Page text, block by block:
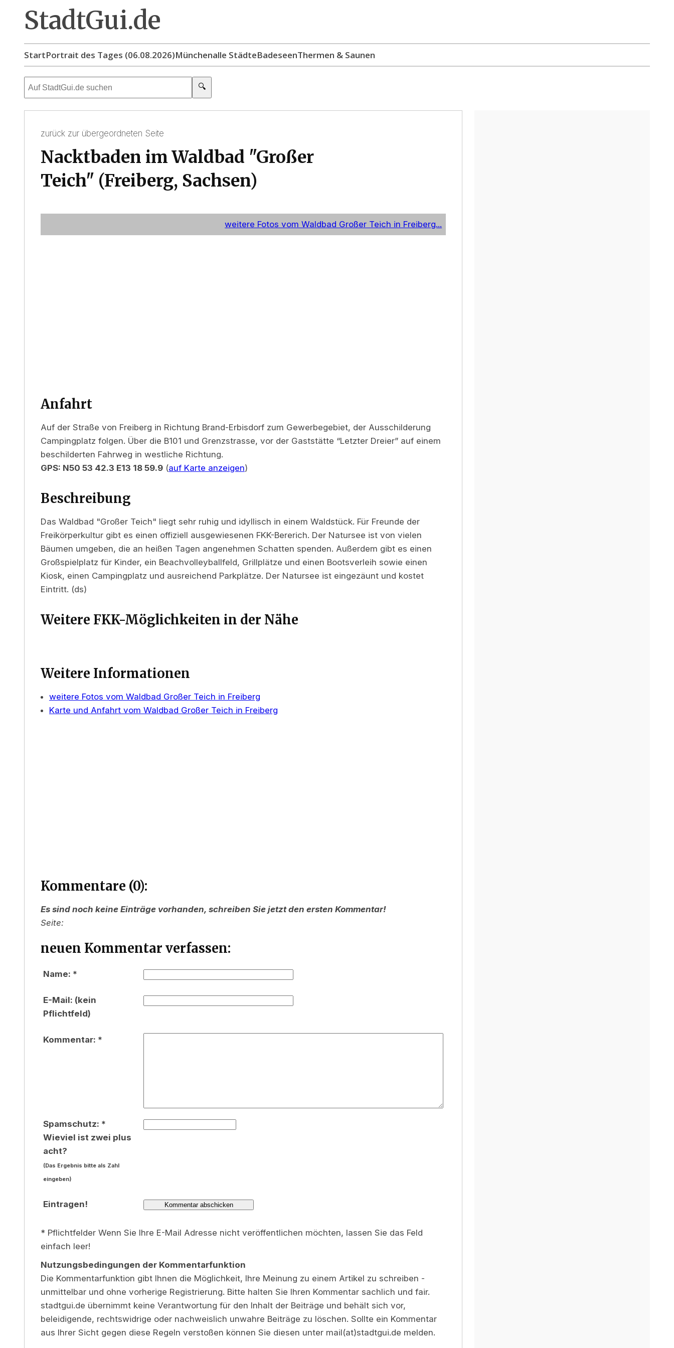
StadtGui.de
StartPortrait des Tages (06.08.2026)Münchenalle StädteBadeseenThermen & Saunen
🔍
zurück zur übergeordneten Seite
Nacktbaden im Waldbad "Großer
Teich" (Freiberg, Sachsen)
weitere Fotos vom Waldbad Großer Teich in Freiberg...
Anfahrt
Auf der Straße von Freiberg in Richtung Brand-Erbisdorf zum Gewerbegebiet, der Ausschilderung
Campingplatz folgen. Über die B101 und Grenzstrasse, vor der Gaststätte “Letzter Dreier” auf einem
beschilderten Fahrweg in westliche Richtung.
GPS: N50 53 42.3 E13 18 59.9 (auf Karte anzeigen)
Beschreibung
Das Waldbad "Großer Teich" liegt sehr ruhig und idyllisch in einem Waldstück. Für Freunde der
Freikörperkultur gibt es einen offiziell ausgewiesenen FKK-Bererich. Der Natursee ist von vielen
Bäumen umgeben, die an heißen Tagen angenehmen Schatten spenden. Außerdem gibt es einen
Großspielplatz für Kinder, ein Beachvolleyballfeld, Grillplätze und einen Bootsverleih sowie einen
Kiosk, einen Campingplatz und ausreichend Parkplätze. Der Natursee ist eingezäunt und kostet
Eintritt. (ds)
Weitere FKK-Möglichkeiten in der Nähe
Weitere Informationen
weitere Fotos vom Waldbad Großer Teich in Freiberg
Karte und Anfahrt vom Waldbad Großer Teich in Freiberg
Kommentare (0):
Es sind noch keine Einträge vorhanden, schreiben Sie jetzt den ersten Kommentar!
Seite:
neuen Kommentar verfassen:
Name: *
E-Mail: (kein
Pflichtfeld)
Kommentar: *
Spamschutz: *
Wieviel ist zwei plus
acht?
(Das Ergebnis bitte als Zahl
eingeben)
Eintragen!
* Pflichtfelder Wenn Sie Ihre E-Mail Adresse nicht veröffentlichen möchten, lassen Sie das Feld
einfach leer!
Nutzungsbedingungen der Kommentarfunktion
Die Kommentarfunktion gibt Ihnen die Möglichkeit, Ihre Meinung zu einem Artikel zu schreiben -
unmittelbar und ohne vorherige Registrierung. Bitte halten Sie Ihren Kommentar sachlich und fair.
stadtgui.de übernimmt keine Verantwortung für den Inhalt der Beiträge und behält sich vor,
beleidigende, rechtswidrige oder nachweislich unwahre Beiträge zu löschen. Sollte ein Kommentar
aus Ihrer Sicht gegen diese Regeln verstoßen können Sie diesen unter mail(at)stadtgui.de melden.